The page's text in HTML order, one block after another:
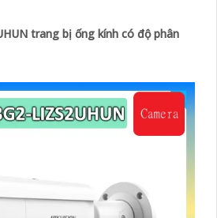
trang bị ống kính có độ phân